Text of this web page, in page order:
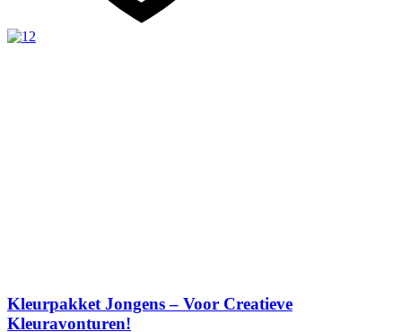
Kleurpakket Jongens – Voor Creatieve
Kleuravonturen!